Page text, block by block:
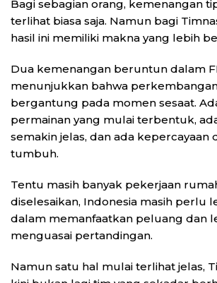
Bagi sebagian orang, kemenangan
terlihat biasa saja. Namun bagi
hasil ini memiliki makna yang lebih
Dua kemenangan beruntun dalam
menunjukkan bahwa
bergantung pada momen sesaat.
permainan yang mulai terbentuk,
semakin jelas, dan ada kepercayaan
tumbuh.
Tentu masih banyak pekerjaan
diselesaikan, Indonesia masih perlu
dalam memanfaatkan peluang dan
menguasai pertandingan.
Namun satu hal mulai terlihat jelas,